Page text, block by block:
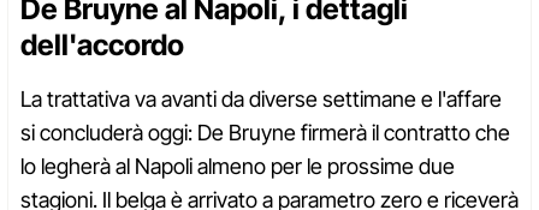
De Bruyne al Napoli, i dettagli
dell'accordo
La trattativa va avanti da diverse settimane e l'affare
si concluderà oggi: De Bruyne firmerà il contratto che
lo legherà al Napoli almeno per le prossime due
stagioni. Il belga è arrivato a parametro zero e riceverà